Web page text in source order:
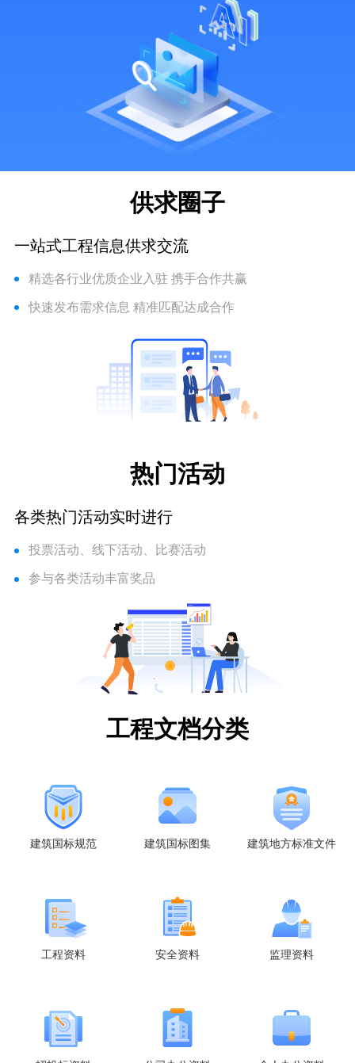
供求圈子
一站式工程信息供求交流
精选各行业优质企业入驻 携手合作共赢
快速发布需求信息 精准匹配达成合作
热门活动
各类热门活动实时进行
投票活动、线下活动、比赛活动
参与各类活动丰富奖品
工程文档分类
建筑国标规范 建筑国标图集 建筑地方标准文件
工程资料 安全资料 监理资料